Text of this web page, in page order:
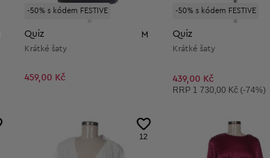
-50% s kódem FESTIVE
Quiz M
Krátké šaty
459,00 Kč
-50% s kódem FESTIVE
Quiz
Krátké šaty
439,00 Kč
Doporučená cena:
RRP 1 730,00 Kč (-74%)
12